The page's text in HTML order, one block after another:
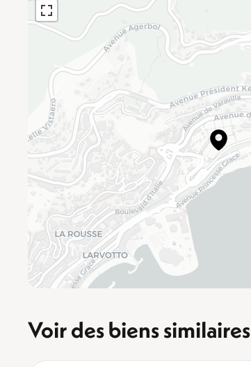
Voir des biens similaires